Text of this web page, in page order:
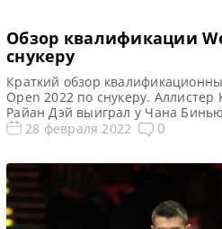
Обзор квалификации
снукеру
Краткий обзор
Open 2022 по снукеру.
Райан Дэй выиграл у Чана
поражение от Рори МакЛеода,
трансляций Welsh Open 2022
28 февраля 2022 0